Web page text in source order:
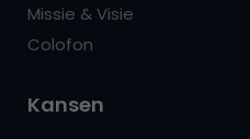
Missie & Visie
Colofon
Kansen